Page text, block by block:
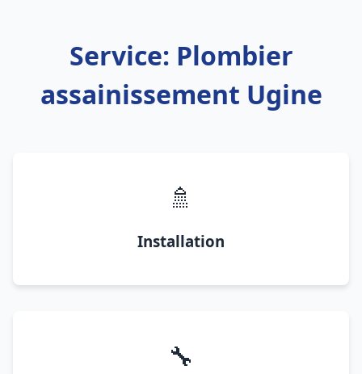
Service: Plombier
assainissement Ugine
🚿
Installation
🔧